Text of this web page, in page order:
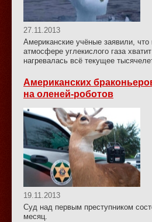
27.11.2013
Американские учёные заявили,
атмосфере углекислого газа
нагревалась всё текущее
Американских
на оленей-роботов
19.11.2013
Суд над первым преступником
месяц.